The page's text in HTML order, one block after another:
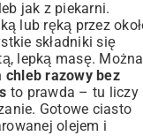
jak z piekarni.
lub ręką przez
składniki się
lepką masę. Można
chleb razowy bez
to prawda – tu liczy
Gotowe ciasto
olejem i